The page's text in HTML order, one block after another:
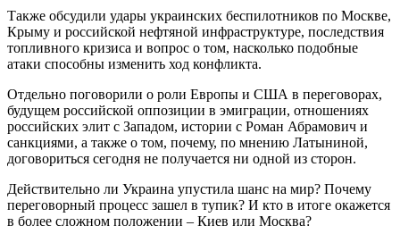
Также обсудили удары украинских беспилотников по Москве,
Крыму и российской нефтяной инфраструктуре, последствия
топливного кризиса и вопрос о том, насколько подобные
атаки способны изменить ход конфликта.
Отдельно поговорили о роли Европы и США в переговорах,
будущем российской оппозиции в эмиграции, отношениях
российских элит с Западом, истории с Роман Абрамович и
санкциями, а также о том, почему, по мнению Латыниной,
договориться сегодня не получается ни одной из сторон.
Действительно ли Украина упустила шанс на мир? Почему
переговорный процесс зашел в тупик? И кто в итоге окажется
в более сложном положении – Киев или Москва?